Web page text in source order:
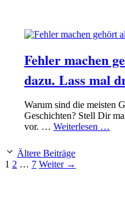
Fehler machen
dazu. Lass mal
Warum sind die meisten
Geschichten? Stell Dir
vor. … Weiterlesen …
Ältere Beiträge
Seite
1 Seite
2 … Seite
7 Weiter →